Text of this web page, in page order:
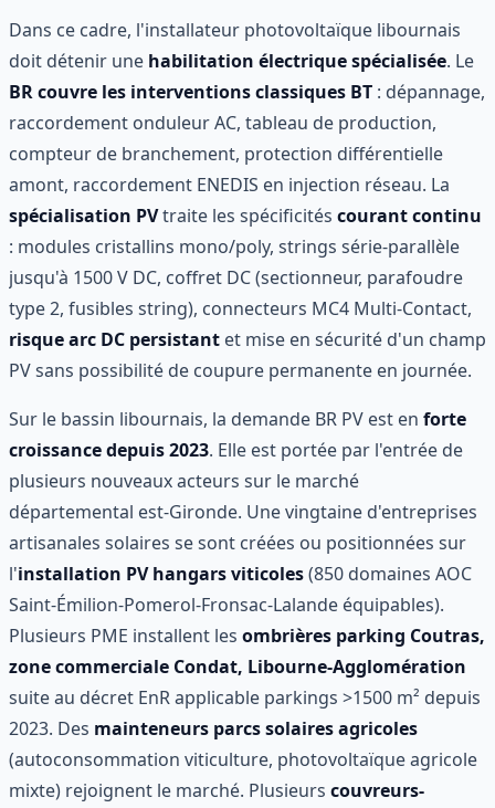
Dans ce cadre, l'installateur photovoltaïque libournais
doit détenir une habilitation électrique spécialisée. Le
BR couvre les interventions classiques BT : dépannage,
raccordement onduleur AC, tableau de production,
compteur de branchement, protection différentielle
amont, raccordement ENEDIS en injection réseau. La
spécialisation PVtraite les spécificités courant continu
: modules cristallins mono/poly, strings série-parallèle
jusqu'à 1500 V DC, coffret DC (sectionneur, parafoudre
type 2, fusibles string), connecteurs MC4 Multi-Contact,
risque arc DC persistant et mise en sécurité d'un champ
PV sans possibilité de coupure permanente en journée.
Sur le bassin libournais, la demande BR PV est en forte
croissance depuis 2023. Elle est portée par l'entrée de
plusieurs nouveaux acteurs sur le marché
départemental est-Gironde. Une vingtaine d'entreprises
artisanales solaires se sont créées ou positionnées sur
l'installation PV hangars viticoles(850 domaines AOC
Saint-Émilion-Pomerol-Fronsac-Lalande équipables).
Plusieurs PME installent les ombrières parking Coutras,
zone commerciale Condat, Libourne-Agglomération
suite au décret EnR applicable parkings >1500 m² depuis
2023. Des mainteneurs parcs solaires agricoles
(autoconsommation viticulture, photovoltaïque agricole
mixte) rejoignent le marché. Plusieurs couvreurs-